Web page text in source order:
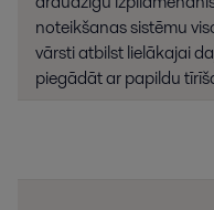
noteikšanas sistēmu
vārsti atbilst lielākajai
piegādāt ar papildu